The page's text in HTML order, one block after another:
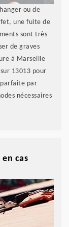
ou de
une fuite de
sont très
de graves
à Marseille
13013 pour
par
nécessaires
cas